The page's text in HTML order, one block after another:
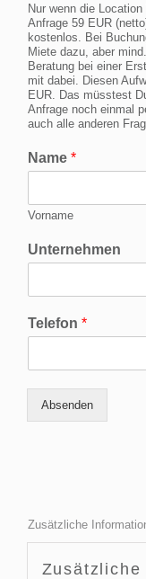
Nur wenn die
Anfrage 59 EUR
kostenlos. Bei
Miete dazu, aber
Beratung bei einer
mit dabei. Diesen
EUR. Das müsstest
Anfrage noch einmal
auch alle anderen
Name *
Vorname
Unternehmen
Telefon *
Absenden
Zusätzliche
Zusätzliche